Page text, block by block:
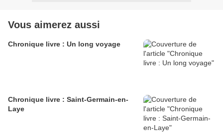
Vous aimerez aussi
Chronique livre : Un long voyage
Chronique livre : Saint-Germain-en-
Laye